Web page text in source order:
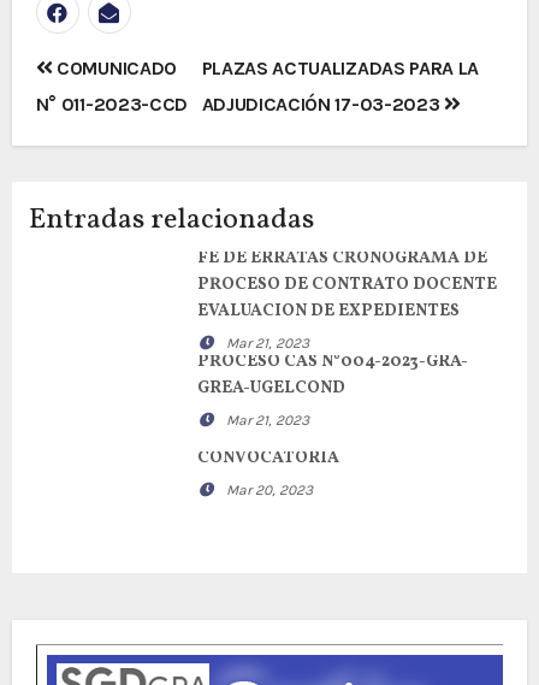
Navegación
de
entradas
COMUNICADO
N° 011-2023-CCD
PLAZAS ACTUALIZADAS PARA LA
ADJUDICACIÓN 17-03-2023
Entradas relacionadas
FE DE ERRATAS CRONOGRAMA DE
PROCESO DE CONTRATO DOCENTE
EVALUACION DE EXPEDIENTES
Mar 21, 2023
PROCESO CAS N°004-2023-GRA-
GREA-UGELCOND
Mar 21, 2023
CONVOCATORIA
Mar 20, 2023